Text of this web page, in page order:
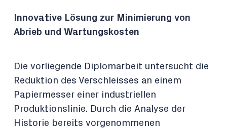
Innovative Lösung zur Minimierung von
Abrieb und Wartungskosten
Die vorliegende Diplomarbeit untersucht die
Reduktion des Verschleisses an einem
Papiermesser einer industriellen
Produktionslinie. Durch die Analyse der
Historie bereits vorgenommenen